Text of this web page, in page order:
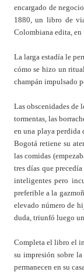
encargado de
1880, un libro de
Colombiana edita, en
La larga estadía le
cómo se hizo un
champán impulsado
Las obscenidades de
tormentas, las
en una playa
Bogotá retiene su
las comidas
tres días que
inteligentes pero
preferible a la
elevado número de
duda, triunfó luego
Completa el libro el
su impresión sobre
permanecen en su